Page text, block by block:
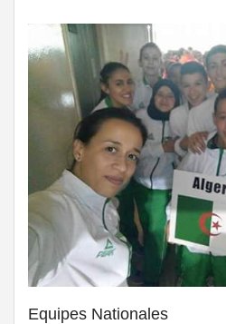
Equipes Nationales